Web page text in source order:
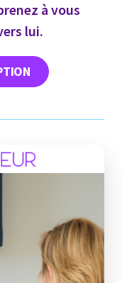
à vous
lui.